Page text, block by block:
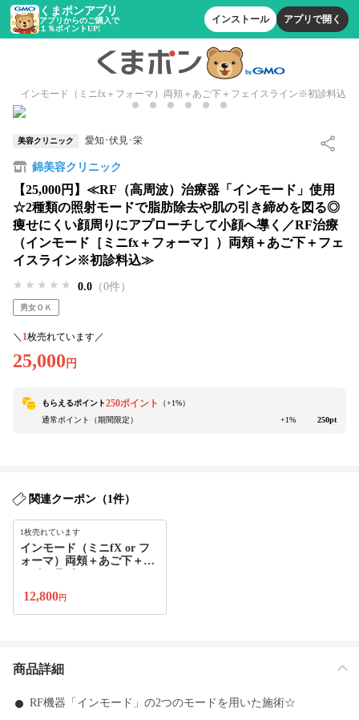
くまポンアプリ
アプリからのご購入で
１％ポイントUP!
インストール アプリで開く
インモード（ミニfx＋フォーマ）両頬＋あご下＋フェイスライン※初診料込
美容クリニック 愛知･伏見･栄
錦美容クリニック
【25,000円】≪RF（高周波）治療器「インモード」使用
☆2種類の照射モードで脂肪除去や肌の引き締めを図る◎
痩せにくい顔周りにアプローチして小顔へ導く／RF治療
（インモード［ミニfx＋フォーマ］）両頬＋あご下＋フェ
イスライン※初診料込≫
★★★★★
★★★★★
★★★★★ 0.0 （0件）
男女ＯＫ
＼ 1枚売れています／
25,000 円
もらえるポイント250ポイント （+1%）
通常ポイント（期間限定）
+1% 250pt
関連クーポン（1件）
1枚売れています
インモード（ミニfX or フ
ォーマ）両頬＋あご下＋フ
12,800円
商品詳細
RF機器「インモード」の2つのモードを用いた施術☆